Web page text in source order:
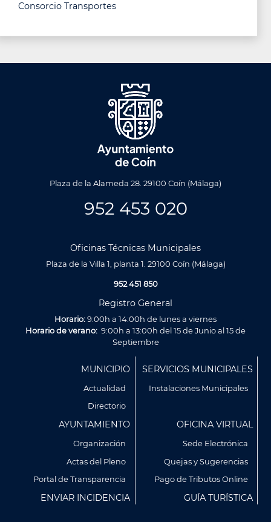
Consorcio Transportes
Utilizamos cookies propias y de terceros para analizar
nuestros servicios y mostrarte publicidad relacionada con
tus preferencias en base a un perfil elaborado a partir de tus
Plaza de la Alameda 28. 29100 Coín (Málaga)
952 453 020
Oficinas Técnicas Municipales
Plaza de la Villa 1, planta 1. 29100 Coín (Málaga)
952 451 850
Registro General
Horario:9:00h a 14:00h de lunes a viernes
Horario de verano: 9:00h a 13:00h del 15 de Junio al 15 de
Septiembre
MUNICIPIO
Actualidad
Directorio
SERVICIOS MUNICIPALES
Instalaciones Municipales
AYUNTAMIENTO
Organización
Actas del Pleno
Portal de Transparencia
OFICINA VIRTUAL
Sede Electrónica
Quejas y Sugerencias
Pago de Tributos Online
ENVIAR INCIDENCIA GUÍA TURÍSTICA